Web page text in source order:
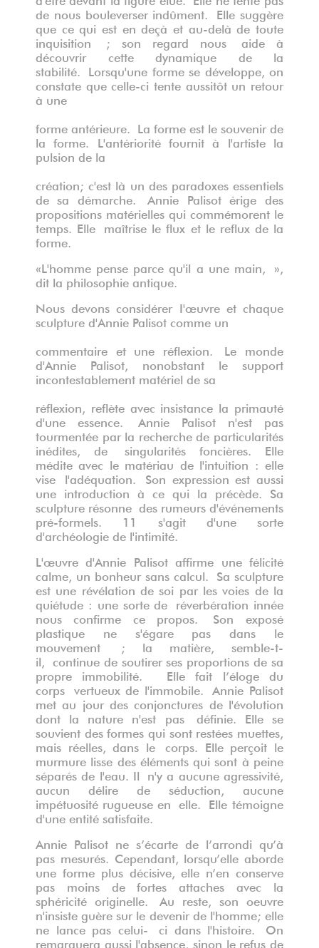
de nous bouleverser indûment. Elle suggère
que ce qui est en deçà et au-delà de toute
inquisition ; son regard nous aide à
découvrir cette dynamique de la
stabilité. Lorsqu'une forme se développe, on
constate que celle-ci tente aussitôt un retour
à une
forme antérieure. La forme est le souvenir de
la forme. L'antériorité fournit à l'artiste la
pulsion de la
création; c'est là un des paradoxes essentiels
de sa démarche. Annie Palisot érige des
propositions matérielles qui commémorent le
temps. Elle maîtrise le flux et le reflux de la
forme.
«L'homme pense parce qu'il a une main, »,
dit la philosophie antique.
Nous devons considérer I'œuvre et chaque
sculpture d'Annie Palisot comme un
commentaire et une réflexion. Le monde
d'Annie Palisot, nonobstant le support
incontestablement matériel de sa
réflexion, reflète avec insistance la primauté
d'une essence. Annie Palisot n'est pas
tourmentée par la recherche de particularités
inédites, de singularités foncières. Elle
médite avec le matériau de l'intuition : elle
vise l'adéquation. Son expression est aussi
une introduction à ce qui la précède. Sa
sculpture résonne des rumeurs d'événements
pré-formels. 11 s'agit d'une sorte
d'archéologie de l'intimité.
L'œuvre d'Annie Palisot affirme une félicité
calme, un bonheur sans calcul. Sa sculpture
est une révélation de soi par les voies de la
quiétude : une sorte de réverbération innée
nous confirme ce propos. Son exposé
plastique ne s'égare pas dans le
mouvement ; la matière, semble-t-
il, continue de soutirer ses proportions de sa
propre immobilité. Elle fait l’éloge du
corps vertueux de l'immobile. Annie Palisot
met au jour des conjonctures de l'évolution
dont la nature n'est pas définie. Elle se
souvient des formes qui sont restées muettes,
mais réelles, dans le corps. Elle perçoit le
murmure lisse des éléments qui sont à peine
séparés de l'eau. Il n'y a aucune agressivité,
aucun délire de séduction, aucune
impétuosité rugueuse en elle. Elle témoigne
d'une entité satisfaite.
Annie Palisot ne s’écarte de l’arrondi qu’à
pas mesurés. Cependant, lorsqu’elle aborde
une forme plus décisive, elle n’en conserve
pas moins de fortes attaches avec la
sphéricité originelle. Au reste, son oeuvre
n'insiste guère sur le devenir de l'homme; elle
ne lance pas celui- ci dans l'histoire. On
remarquera aussi l'absence, sinon le refus de